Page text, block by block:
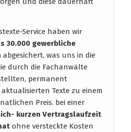
Service haben wir
30.000 gewerbliche
abgesichert, was uns in die
durch die Fachanwälte
permanent
Texte zu einem
Preis. bei einer
kurzen Vertragslaufzeit
ohne versteckte Kosten